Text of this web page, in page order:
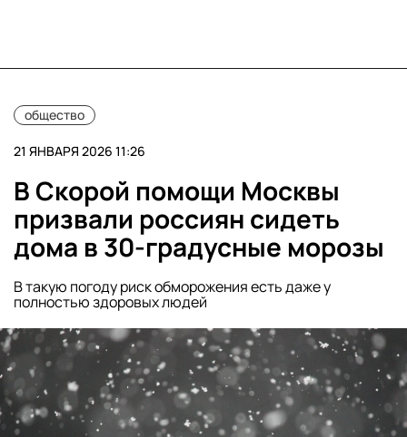
общество
21 ЯНВАРЯ 2026 11:26
В Скорой помощи Москвы
призвали россиян сидеть
дома в 30-градусные морозы
В такую погоду риск обморожения есть даже у
полностью здоровых людей